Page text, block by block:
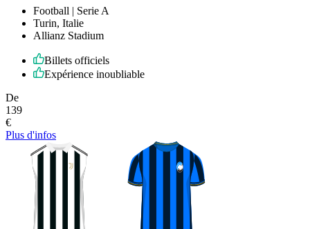
Football | Serie A
Turin, Italie
Allianz Stadium
Billets officiels
Expérience inoubliable
De
139
€
Plus d'infos